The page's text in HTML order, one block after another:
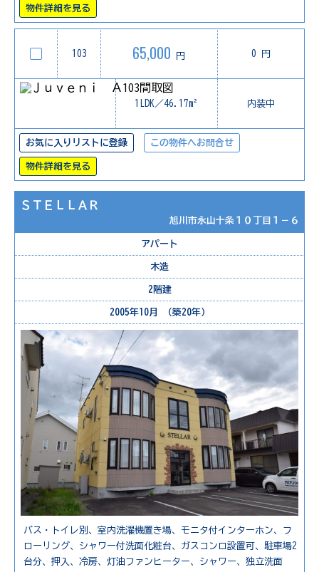
物件詳細を見る
103 65,000 円 0 円
1LDK／46.17m² 内装中
お気に入りリストに登録 この物件へお問合せ
物件詳細を見る
ＳＴＥＬＬＡＲ
旭川市永山十条１０丁目１－６
アパート
木造
2階建
2005年10月 （築20年）
バス・トイレ別、室内洗濯機置き場、モニタ付インターホン、フ
ローリング、シャワー付洗面化粧台、ガスコンロ設置可、駐車場2
台分、押入、冷房、灯油ファンヒーター、シャワー、独立洗面